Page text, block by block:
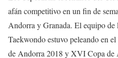
afán competitivo en un fin de
Andorra y Granada. El equipo
Taekwondo estuvo peleando en
de Andorra 2018 y XVI Copa de